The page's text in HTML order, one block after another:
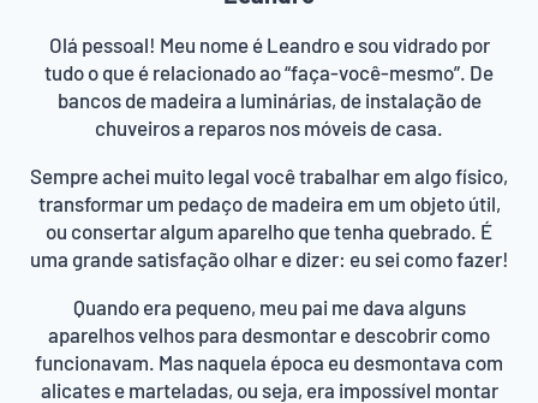
Olá pessoal! Meu nome é Leandro e sou vidrado por
tudo o que é relacionado ao “faça-você-mesmo”. De
bancos de madeira a luminárias, de instalação de
chuveiros a reparos nos móveis de casa.
Sempre achei muito legal você trabalhar em algo físico,
transformar um pedaço de madeira em um objeto útil,
ou consertar algum aparelho que tenha quebrado. É
uma grande satisfação olhar e dizer: eu sei como fazer!
Quando era pequeno, meu pai me dava alguns
aparelhos velhos para desmontar e descobrir como
funcionavam. Mas naquela época eu desmontava com
alicates e marteladas, ou seja, era impossível montar